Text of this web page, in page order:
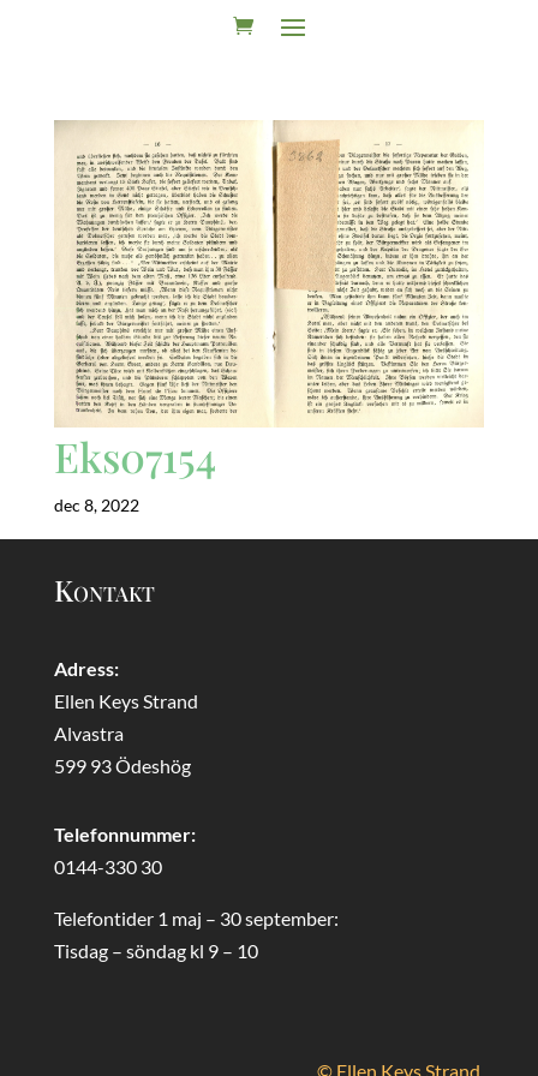
Eks07154
dec 8, 2022
Kontakt
Adress:
Ellen Keys Strand
Alvastra
599 93 Ödeshög
Telefonnummer:
0144-330 30
Telefontider 1 maj – 30 september:
Tisdag – söndag kl 9 – 10
© Ellen Keys Strand.